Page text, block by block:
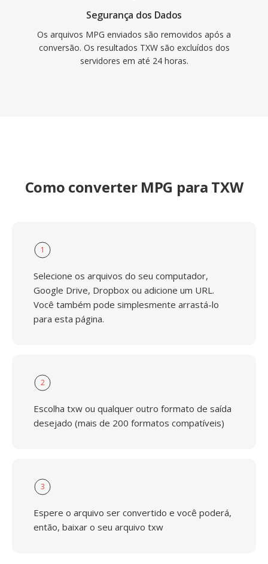
Segurança dos Dados
Os arquivos MPG enviados são removidos após a
conversão. Os resultados TXW são excluídos dos
servidores em até 24 horas.
Como converter MPG para TXW
1
Selecione os arquivos do seu computador,
Google Drive, Dropbox ou adicione um URL.
Você também pode simplesmente arrastá-lo
para esta página.
2
Escolha txw ou qualquer outro formato de saída
desejado (mais de 200 formatos compatíveis)
3
Espere o arquivo ser convertido e você poderá,
então, baixar o seu arquivo txw